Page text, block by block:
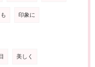
印象に
美しく